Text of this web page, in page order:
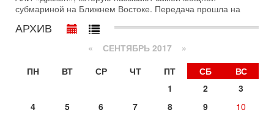
30-07-2026, 17:59
Иран доведет Трампа до крайних мер? Разбор и
оценка от военного обозревателя Давида Шарпа
с каждым днем. Почему Трамп в самый последний момент
отменил решение о нанесении тяжелых ударов
30-07-2026, 16:54
Покупатель авиакомпании «Аркия» намерен
Вокруг возможной продажи авиакомпании «Аркия»
субмариной на Ближнем Востоке. Передача прошла на
АРХИВ
« СЕНТЯБРЬ 2017 »
ПН
ВТ СР ЧТ ПТ СБ
ВС
1
2
3
4
5 6 7 8 9
10